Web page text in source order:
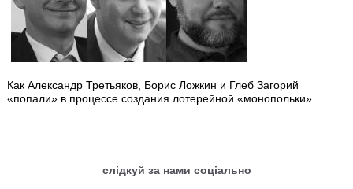
Как Александр Третьяков, Борис Ложкин и Глеб Загорий
«попали» в процессе создания лотерейной «монопольки».
слідкуй за нами соціально